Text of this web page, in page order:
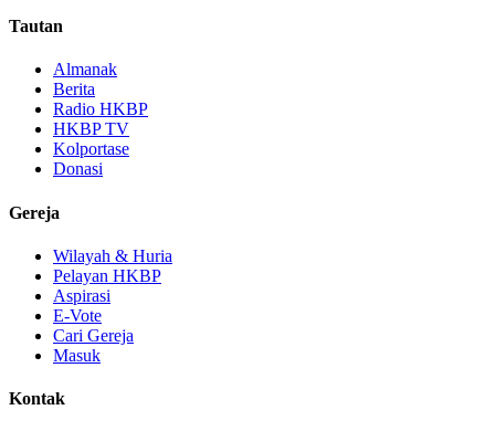
Tautan
Almanak
Berita
Radio HKBP
HKBP TV
Kolportase
Donasi
Gereja
Wilayah & Huria
Pelayan HKBP
Aspirasi
E-Vote
Cari Gereja
Masuk
Kontak